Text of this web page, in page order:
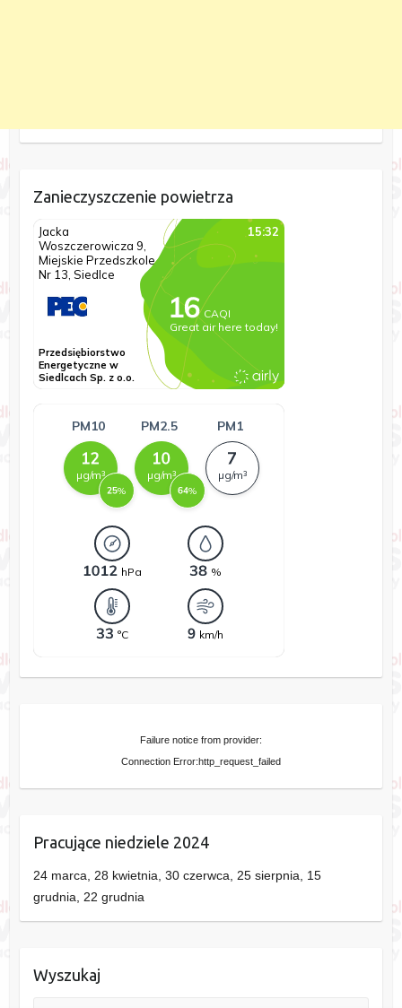
Zanieczyszczenie powietrza
Failure notice from provider:
Connection Error:http_request_failed
Pracujące niedziele 2024
24 marca, 28 kwietnia, 30 czerwca, 25 sierpnia, 15
grudnia, 22 grudnia
Wyszukaj